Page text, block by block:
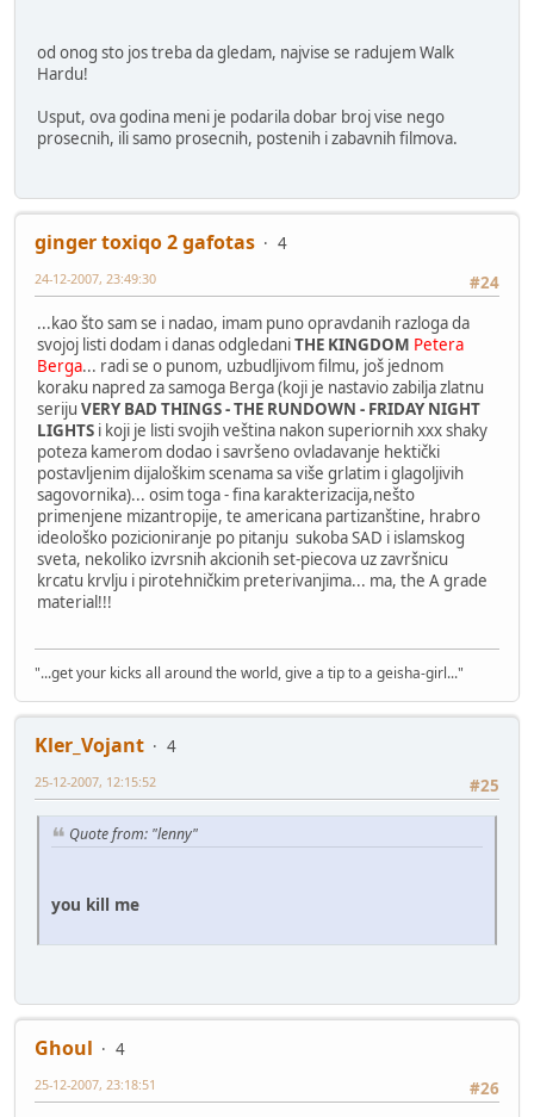
od onog sto jos treba da gledam, najvise se radujem Walk
Hardu!
Usput, ova godina meni je podarila dobar broj vise nego
prosecnih, ili samo prosecnih, postenih i zabavnih filmova.
ginger toxiqo 2 gafotas
4
#24
24-12-2007, 23:49:30
...kao što sam se i nadao, imam puno opravdanih razloga da
svojoj listi dodam i danas odgledaniTHE KINGDOM Petera
Berga... radi se o punom, uzbudljivom filmu, još jednom
koraku napred za samoga Berga (koji je nastavio zabilja zlatnu
seriju VERY BAD THINGS - THE RUNDOWN - FRIDAY NIGHT
LIGHTS i koji je listi svojih veština nakon superiornih xxx shaky
poteza kamerom dodao i savršeno ovladavanje hektički
postavljenim dijaloškim scenama sa više grlatim i glagoljivih
sagovornika)... osim toga - fina karakterizacija,nešto
primenjene mizantropije, te americana partizanštine, hrabro
ideološko pozicioniranje po pitanju sukoba SAD i islamskog
sveta, nekoliko izvrsnih akcionih set-piecova uz završnicu
krcatu krvlju i pirotehničkim preterivanjima... ma, the A grade
material!!!
"...get your kicks all around the world, give a tip to a geisha-girl..."
Kler_Vojant
4
#25
25-12-2007, 12:15:52
Quote from: "lenny"
you kill me
Ghoul
4
#26
25-12-2007, 23:18:51